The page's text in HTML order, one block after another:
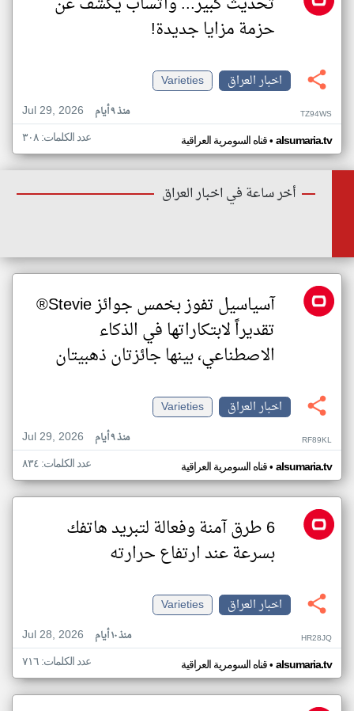
حزمة مزايا جديدة!
اخبار العراق
Varieties
Jul 29, 2026
منذ ٩ أيام TZ94WS
قناه السومرية العراقية• alsumaria.tv عدد الكلمات: ٣٠٨
أخر ساعة في اخبار العراق
آسياسيل تفوز بخمس جوائز Stevie®
تقديراً لابتكاراتها في الذكاء
الاصطناعي، بينها جائزتان ذهبيتان
اخبار العراق
Varieties
Jul 29, 2026
منذ ٩ أيام RF89KL
قناه السومرية العراقية• alsumaria.tv عدد الكلمات: ٨٣٤
6 طرق آمنة وفعالة لتبريد هاتفك
بسرعة عند ارتفاع حرارته
اخبار العراق
Varieties
Jul 28, 2026
منذ ١٠ أيام HR28JQ
قناه السومرية العراقية• alsumaria.tv عدد الكلمات: ٧١٦